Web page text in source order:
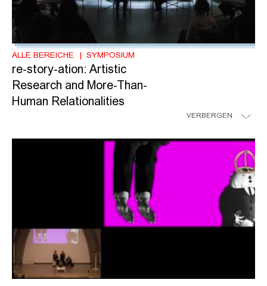
ALLE BEREICHE SYMPOSIUM
re-story-ation: Artistic
Research and More-Than-
Human Relationalities
VERBERGEN